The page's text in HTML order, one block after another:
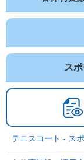
ス
テニスコート - ス